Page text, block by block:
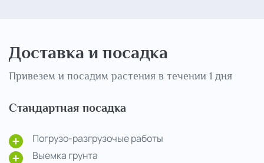
Доставка и посадка
Привезем и посадим растения в течении 1 дня
Стандартная посадка
Погрузо-разгрузочые работы
Выемка грунта